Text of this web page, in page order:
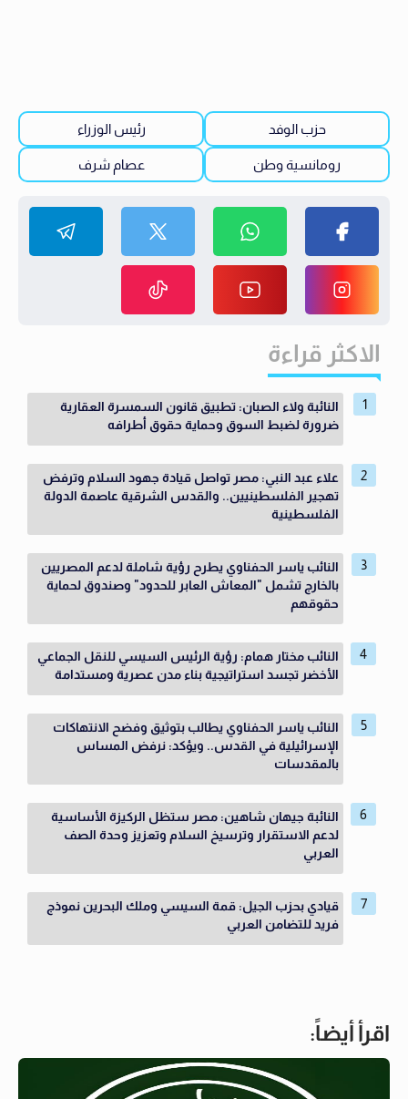
حزب الوفد رئيس الوزراء
رومانسية وطن عصام شرف
الاكثر قراءة
النائبة ولاء الصبان: تطبيق قانون السمسرة العقارية
ضرورة لضبط السوق وحماية حقوق أطرافه
علاء عبد النبي: مصر تواصل قيادة جهود السلام وترفض
تهجير الفلسطينيين.. والقدس الشرقية عاصمة الدولة
الفلسطينية
النائب ياسر الحفناوي يطرح رؤية شاملة لدعم المصريين
بالخارج تشمل "المعاش العابر للحدود" وصندوق لحماية
حقوقهم
النائب مختار همام: رؤية الرئيس السيسي للنقل الجماعي
الأخضر تجسد استراتيجية بناء مدن عصرية ومستدامة
النائب ياسر الحفناوي يطالب بتوثيق وفضح الانتهاكات
الإسرائيلية في القدس.. ويؤكد: نرفض المساس
بالمقدسات
النائبة جيهان شاهين: مصر ستظل الركيزة الأساسية
لدعم الاستقرار وترسيخ السلام وتعزيز وحدة الصف
العربي
قيادي بحزب الجيل: قمة السيسي وملك البحرين نموذج
فريد للتضامن العربي
اقرأ أيضاً: